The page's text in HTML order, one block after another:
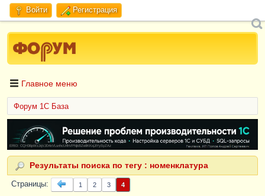
Войти Регистрация
Главное меню
Форум 1C База
ERID: CQH36pWzJqVJD4xVLsnhcU4hVPNjkBZe8KKxjJiYySyZAz
Результаты поиска по тегу : номенклатура
Страницы 1 2 3 4